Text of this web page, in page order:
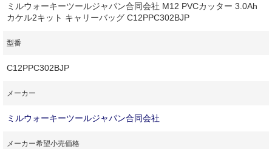
ミルウォーキーツールジャパン合同会社 M12 PVCカッター 3.0Ah
カケル2キット キャリーバッグ C12PPC302BJP
型番
C12PPC302BJP
メーカー
ミルウォーキーツールジャパン合同会社
メーカー希望小売価格